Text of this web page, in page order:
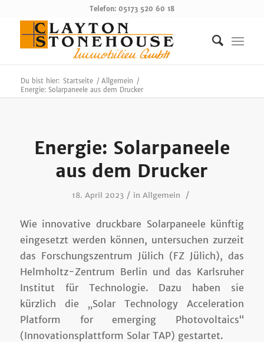
Telefon: 05173 520 60 18
Du bist hier: Startseite / Allgemein /
Energie: Solarpaneele aus dem Drucker
Energie: Solarpaneele
aus dem Drucker
18. April 2023 / in Allgemein /
Wie innovative druckbare Solarpaneele künftig
eingesetzt werden können, untersuchen zurzeit
das Forschungszentrum Jülich (FZ Jülich), das
Helmholtz-Zentrum Berlin und das Karlsruher
Institut für Technologie. Dazu haben sie
kürzlich die „Solar Technology Acceleration
Platform for emerging Photovoltaics“
(Innovationsplattform Solar TAP) gestartet.